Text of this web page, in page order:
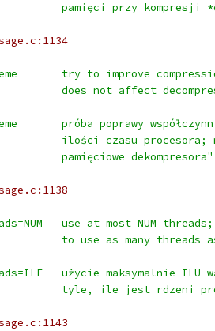
pamięci przy kompresji
try to improve
does not affect
próba poprawy
ilości czasu procesora; nie
pamięciowe dekompresora"
use at most NUM
to use as many threads as
użycie maksymalnie ILU
tyle, ile jest rdzeni